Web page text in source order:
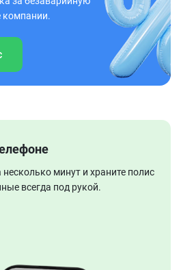
компании.
минут и храните полис
всегда под рукой.